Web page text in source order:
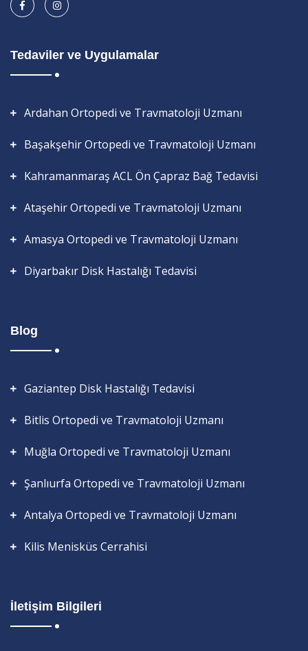
Tedaviler ve Uygulamalar
Ardahan Ortopedi ve Travmatoloji Uzmanı
Başakşehir Ortopedi ve Travmatoloji Uzmanı
Kahramanmaraş ACL Ön Çapraz Bağ Tedavisi
Ataşehir Ortopedi ve Travmatoloji Uzmanı
Amasya Ortopedi ve Travmatoloji Uzmanı
Diyarbakır Disk Hastalığı Tedavisi
Blog
Gaziantep Disk Hastalığı Tedavisi
Bitlis Ortopedi ve Travmatoloji Uzmanı
Muğla Ortopedi ve Travmatoloji Uzmanı
Şanlıurfa Ortopedi ve Travmatoloji Uzmanı
Antalya Ortopedi ve Travmatoloji Uzmanı
Kilis Menisküs Cerrahisi
İletişim Bilgileri